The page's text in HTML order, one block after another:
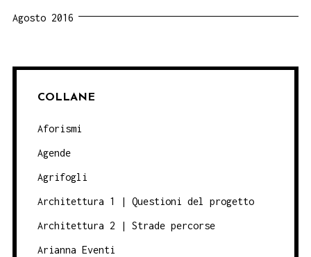
Agosto 2016
COLLANE
Aforismi
Agende
Agrifogli
Architettura 1 | Questioni del progetto
Architettura 2 | Strade percorse
Arianna Eventi